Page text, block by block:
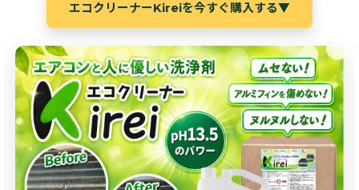
エコクリーナーKireiを今すぐ購入する▼